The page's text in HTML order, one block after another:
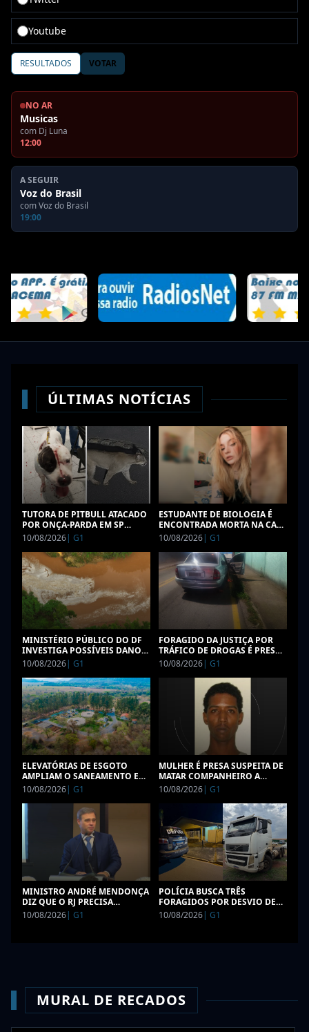
Youtube
RESULTADOS VOTAR
NO AR
Musicas
com Dj Luna
12:00
A SEGUIR
Voz do Brasil
comVoz do Brasil
19:00
ÚLTIMAS NOTÍCIAS
TUTORA DE PITBULL ATACADO
POR ONÇA-PARDA EM SP
COLOCA CAIXA DE MÚSICA NO
FUNDO DE CASA PARA EVITAR
VOLTA DO ANIMAL
10/08/2026| G1
ESTUDANTE DE BIOLOGIA É
ENCONTRADA MORTA NA CASA
DO NAMORADO EM SC APÓS
MÃE DESCONFIAR DE
MENSAGENS
10/08/2026| G1
MINISTÉRIO PÚBLICO DO DF
INVESTIGA POSSÍVEIS DANOS
AMBIENTAIS AO RIO
10/08/2026| G1
FORAGIDO DA JUSTIÇA POR
TRÁFICO DE DROGAS É PRESO
EM VOLTA REDONDA
10/08/2026| G1
ELEVATÓRIAS DE ESGOTO
AMPLIAM O SANEAMENTO EM
SETE QUEDAS E SIDROLÂNDIA
10/08/2026| G1
MULHER É PRESA SUSPEITA DE
MATAR COMPANHEIRO A
FACADAS APÓS DISCUSSÃO NA
10/08/2026| G1
MINISTRO ANDRÉ MENDONÇA
DIZ QUE O RJ PRECISA
COMBATER FLUXO
FINANCEIRO DO CRIME
10/08/2026| G1
POLÍCIA BUSCA TRÊS
FORAGIDOS POR DESVIO DE
100 TONELADAS DE SOJA EM
10/08/2026| G1
MURAL DE RECADOS